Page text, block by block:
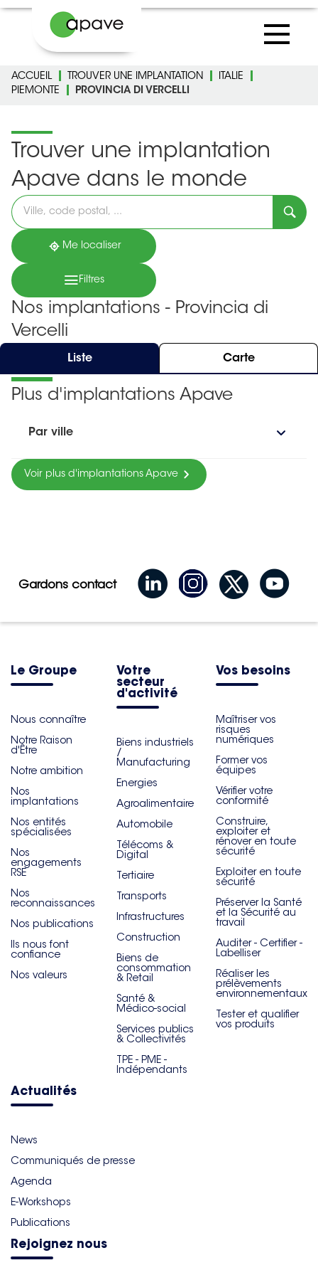
ACCUEIL TROUVER UNE IMPLANTATION
ITALIE
PIEMONTE
PROVINCIA DI VERCELLI
Trouver une implantation
Apave dans le monde
Veuillez
renseigner
une
adresse
Me localiser
Filtres
Nos implantations - Provincia di
Vercelli
Liste Carte
Plus d'implantations Apave
Par ville
Voir plus d'implantations Apave
Gardons contact
Le Groupe
Nous connaître
Notre Raison
d'Être
Notre ambition
Nos
implantations
Nos entités
spécialisées
Nos
engagements
RSE
Nos
reconnaissances
Nos publications
Ils nous font
confiance
Nos valeurs
Votre
secteur
d'activité
Biens industriels
/
Manufacturing
Energies
Agroalimentaire
Automobile
Télécoms &
Digital
Tertiaire
Transports
Infrastructures
Construction
Biens de
consommation
& Retail
Santé &
Médico-social
Services publics
& Collectivités
TPE - PME -
Indépendants
Vos besoins
Maîtriser vos
risques
numériques
Former vos
équipes
Vérifier votre
conformité
Construire,
exploiter et
rénover en toute
sécurité
Exploiter en toute
sécurité
Préserver la Santé
et la Sécurité au
travail
Auditer - Certifier -
Labelliser
Réaliser les
prélèvements
environnementaux
Tester et qualifier
vos produits
Actualités
News
Communiqués de presse
Agenda
E-Workshops
Publications
Rejoignez nous